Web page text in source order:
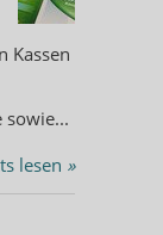
Kassen
sowie...
lesen »